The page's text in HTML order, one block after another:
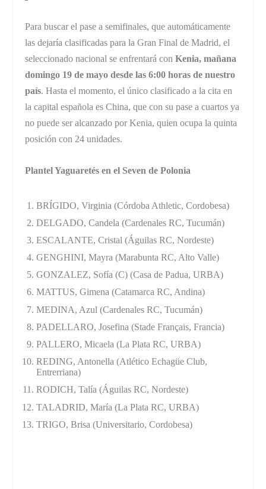
Para buscar el pase a semifinales, que automáticamente
las dejaría clasificadas para la Gran Final de Madrid, el
seleccionado nacional se enfrentará conKenia, mañana
domingo 19 de mayo desde las 6:00 horas de nuestro
país. Hasta el momento, el único clasificado a la cita en
la capital española es China, que con su pase a cuartos ya
no puede ser alcanzado por Kenia, quien ocupa la quinta
posición con 24 unidades.
Plantel Yaguaretés en el Seven de Polonia
BRÍGIDO, Virginia (Córdoba Athletic, Cordobesa)
DELGADO, Candela (Cardenales RC, Tucumán)
ESCALANTE, Cristal (Águilas RC, Nordeste)
GENGHINI, Mayra (Marabunta RC, Alto Valle)
GONZALEZ, Sofía (C) (Casa de Padua, URBA)
MATTUS, Gimena (Catamarca RC, Andina)
MEDINA, Azul (Cardenales RC, Tucumán)
PADELLARO, Josefina (Stade Français, Francia)
PALLERO, Micaela (La Plata RC, URBA)
REDING, Antonella (Atlético Echagüe Club,
Entrerriana)
RODICH, Talía (Águilas RC, Nordeste)
TALADRID, María (La Plata RC, URBA)
TRIGO, Brisa (Universitario, Cordobesa)